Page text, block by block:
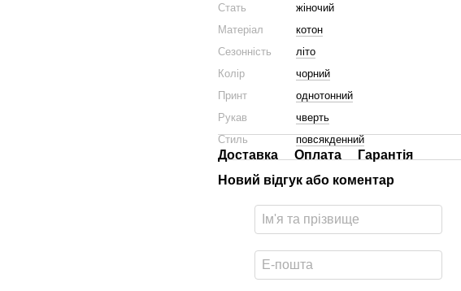
Стать
жіночий
Матеріал
котон
Сезонність
літо
Колір
чорний
Принт
однотонний
Рукав
чверть
Стиль
повсякденний
Доставка Оплата
Гарантія
Новий відгук або коментар